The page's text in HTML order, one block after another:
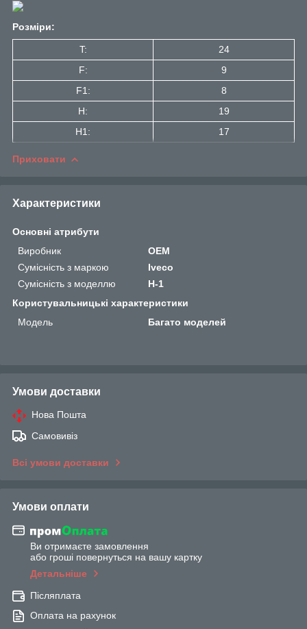
Розміри:
T:
24
F:
9
F1:
8
H:
19
H1:
17
Приховати
Характеристики
Основні атрибути
Виробник
OEM
Сумісність з маркою
Iveco
Сумісність з моделлю
H-1
Користувальницькі характеристики
Мoдель
Багато моделей
Умови доставки
Нова Пошта
Самовивіз
Всі умови доставки
Умови оплати
Ви отримаєте замовлення
або гроші повернуться на вашу картку
Детальніше
Післяплата
Оплата на рахунок